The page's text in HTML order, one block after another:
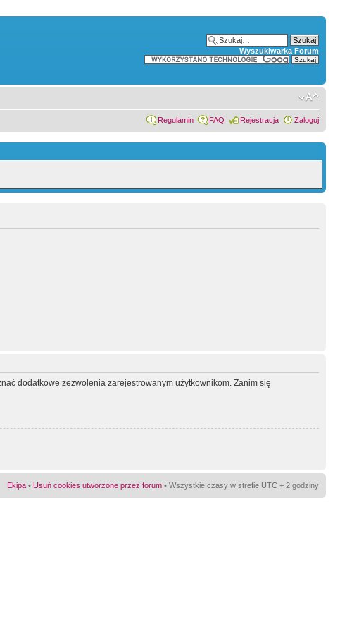
Wyszukiwarka Forum
Regulamin FAQ Rejestracja Zaloguj
dodatkowe zezwolenia zarejestrowanym użytkownikom. Zanim się
Ekipa • Usuń cookies utworzone przez forum • Wszystkie czasy w strefie UTC + 2 godziny